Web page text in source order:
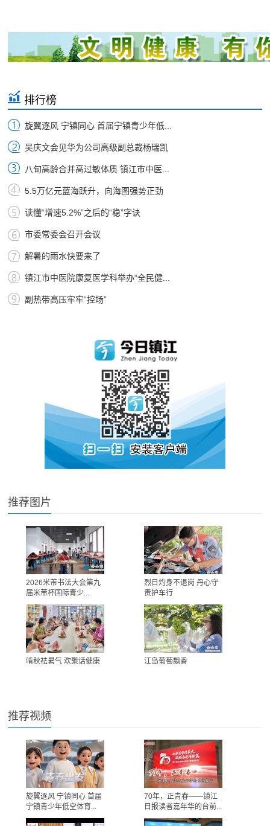
排行榜
旋翼逐风 宁镇同心 首届宁镇青少年低...
吴庆文会见华为公司高级副总裁杨瑞凯
八旬高龄合并高过敏体质 镇江市中医...
5.5万亿元蓝海跃升，向海图强势正劲
读懂“增速5.2%”之后的“稳”字诀
市委常委会召开会议
解暑的雨水快要来了
镇江市中医院康复医学科举办“全民健...
副热带高压牢牢“控场”
推荐图片
2026米芾书法大会第九
届米芾杯国际青少...
烈日灼身不退岗 丹心守
责护车行
啃秋祛暑气 欢聚话健康 江岛葡萄飘香
推荐视频
旋翼逐风 宁镇同心 首届
宁镇青少年低空体育...
70年，正青春——镇江
日报读者嘉年华的台前...